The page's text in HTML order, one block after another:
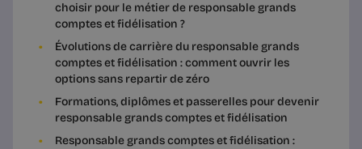
choisir pour le métier de responsable grands
comptes et fidélisation ?
Évolutions de carrière du responsable grands
comptes et fidélisation : comment ouvrir les
options sans repartir de zéro
Formations, diplômes et passerelles pour devenir
responsable grands comptes et fidélisation
Responsable grands comptes et fidélisation :